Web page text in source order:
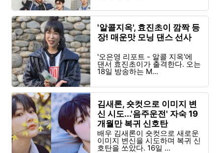
'알콜지옥', 효진초이 깜짝 등
장! 매운맛 모닝 댄스 선사
'오은영 리포트 - 알콜 지옥'에
댄서 효진초이가 출격한다. 오는
18일 방송하는 M...
김새론, 숏컷으로 이미지 변
신 시도...'음주운전' 자숙 19
개월만 복귀 신호탄
배우 김새론이 숏컷으로 새로운
이미지 변신을 시도하며 복귀 신
호탄을 쏘았다. 16일 ...